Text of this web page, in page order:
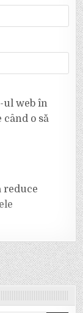
ul web în
o să
reduce